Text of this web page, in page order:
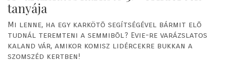
tanyája
Mi lenne, ha egy karkötõ segítségével bármit elõ
tudnál teremteni a semmibõl? Evie-re varázslatos
kaland vár, amikor komisz lidércekre bukkan a
szomszéd kertben!